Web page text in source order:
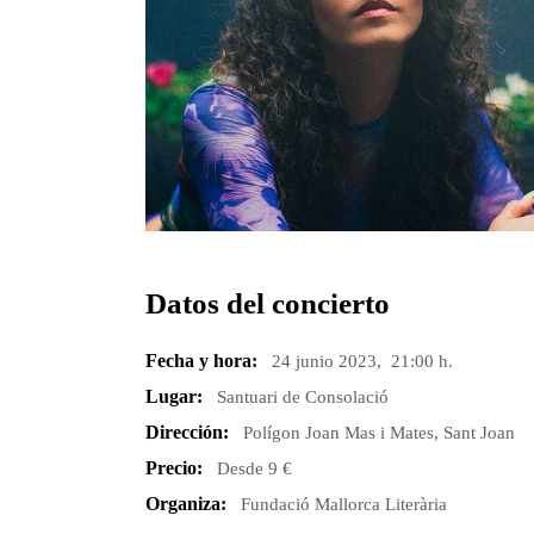
Datos del concierto
Fecha y hora: 24 junio 2023, 21:00 h.
Lugar: Santuari de Consolació
Dirección: Polígon Joan Mas i Mates, Sant Joan
Precio: Desde 9 €
Organiza: Fundació Mallorca Literària